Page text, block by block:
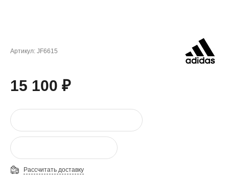
Артикул: JF6615
15 100 ₽
Рассчитать доставку